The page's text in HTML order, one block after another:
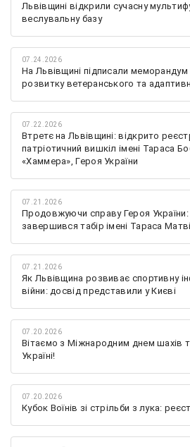
Львівщині відкрили сучасну
веслувальну базу
07.24.2026
На Львівщині підписали
розвитку ветеранського та
07.22.2026
Втретє на Львівщині: відкрито
патріотичний вишкіл імені Тараса
«Хаммера», Героя України
07.21.2026
Продовжуючи справу Героя
завершився табір імені Тараса
07.21.2026
Як Львівщина розвиває спортивну
війни: досвід представили у Києві
07.20.2026
Вітаємо з Міжнародним днем шахів
Україні!
07.20.2026
Кубок Воїнів зі стрільби з лука: